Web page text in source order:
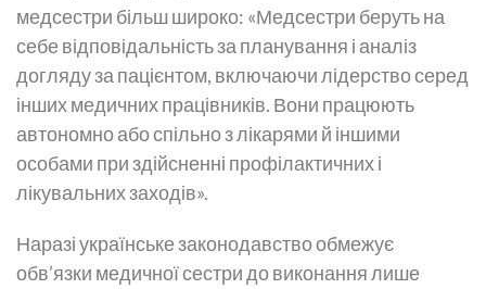
медсестри більш широко: «Медсестри беруть на
себе відповідальність за планування і аналіз
догляду за пацієнтом, включаючи лідерство серед
інших медичних працівників. Вони працюють
автономно або спільно з лікарями й іншими
особами при здійсненні профілактичних і
лікувальних заходів».
Наразі українське законодавство обмежує
обв’язки медичної сестри до виконання лише